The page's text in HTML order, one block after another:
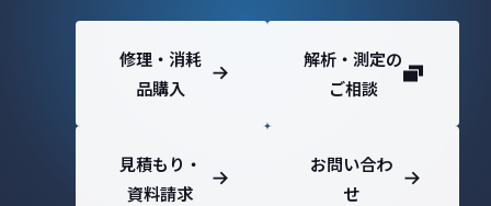
修理・消耗
品購入
解析・測定の
ご相談
見積もり・
資料請求
お問い合わ
せ